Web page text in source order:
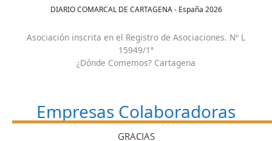
DIARIO COMARCAL DE CARTAGENA - España 2026
Asociación inscrita en el Registro de Asociaciones. Nº L
15949/1ª
¿Dónde Comemos? Cartagena
Empresas Colaboradoras
GRACIAS